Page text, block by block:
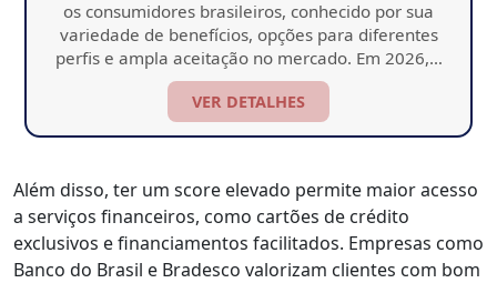
os consumidores brasileiros, conhecido por sua
variedade de benefícios, opções para diferentes
perfis e ampla aceitação no mercado. Em 2026,…
VER DETALHES
Além disso, ter um score elevado permite maior acesso
a serviços financeiros, como cartões de crédito
exclusivos e financiamentos facilitados. Empresas como
Banco do Brasil e Bradesco valorizam clientes com bom